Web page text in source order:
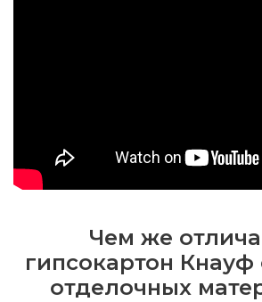
Чем же
гипсокартон Кнауф
отделочных